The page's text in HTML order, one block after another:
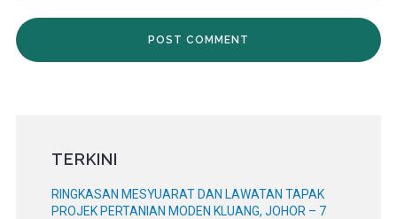
TERKINI
RINGKASAN MESYUARAT DAN LAWATAN TAPAK
PROJEK PERTANIAN MODEN KLUANG, JOHOR – 7